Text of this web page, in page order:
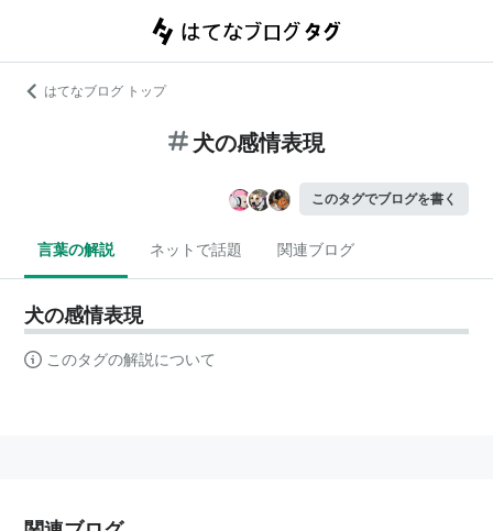
はてなブログ トップ
犬の感情表現
このタグでブログを書く
言葉の解説 ネットで話題 関連ブログ
犬の感情表現
このタグの解説について